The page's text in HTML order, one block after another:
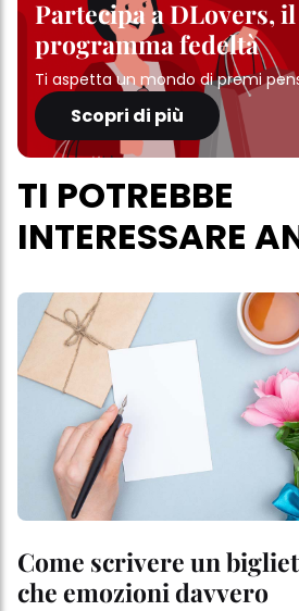
Partecipa a DLovers,
programma fedeltà
Ti aspetta un mondo di premi
Scopri di più
TI POTREBBE
INTERESSARE
Come scrivere un
che emozioni davvero